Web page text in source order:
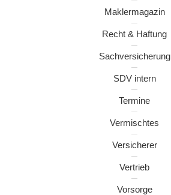
Maklermagazin
Recht & Haftung
Sachversicherung
SDV intern
Termine
Vermischtes
Versicherer
Vertrieb
Vorsorge